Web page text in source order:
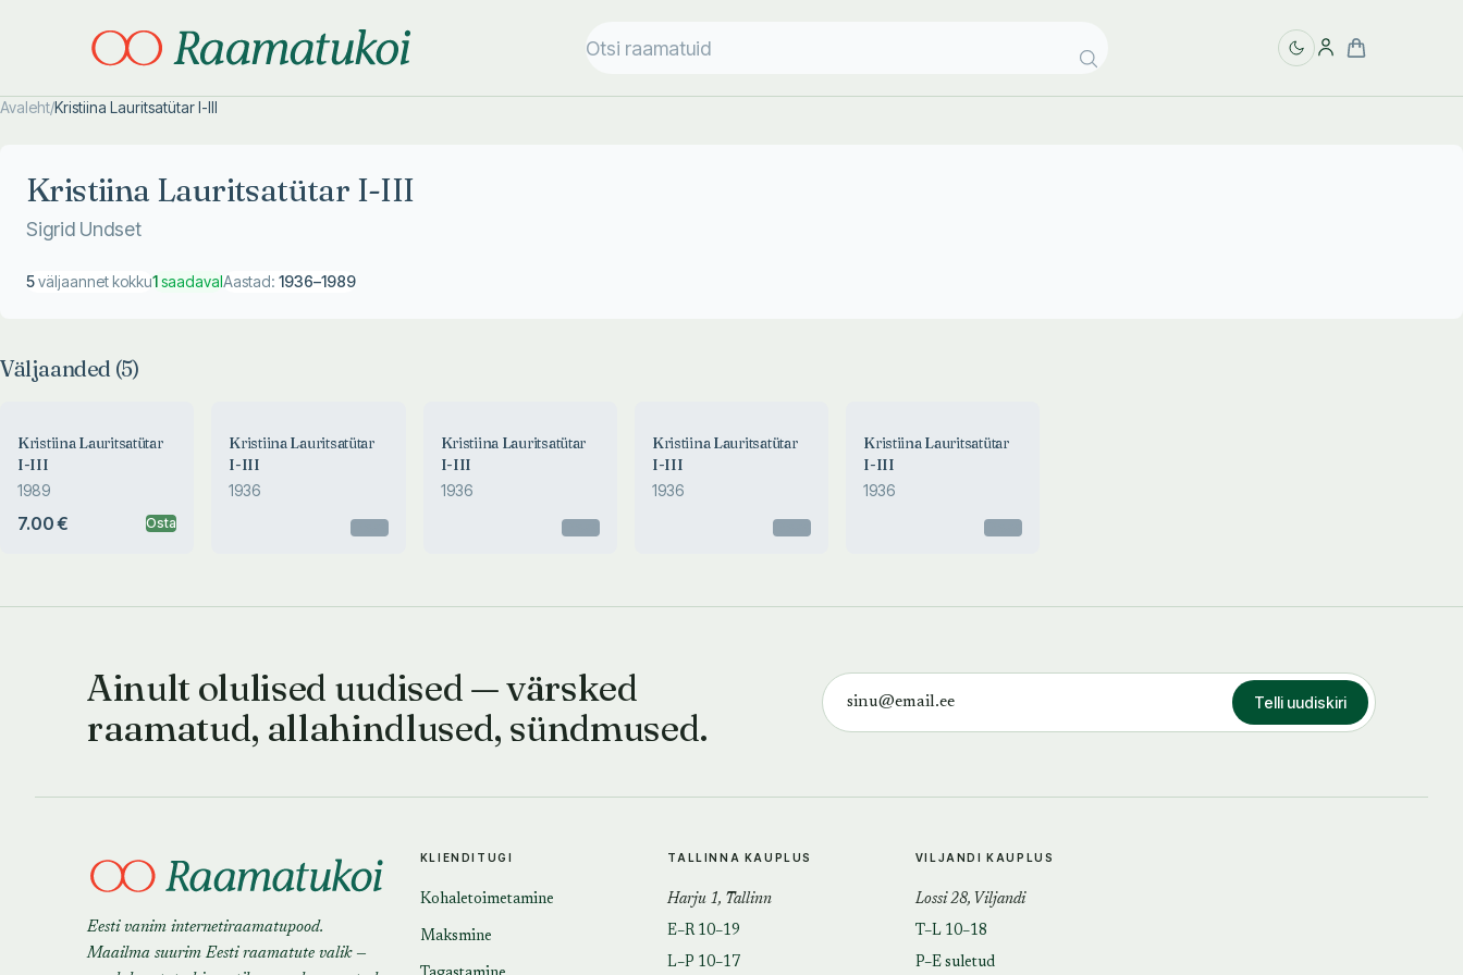
Avaleht/Kristiina Lauritsatütar I-III
Kristiina Lauritsatütar I-III
Sigrid Undset
5väljaannet kokku1saadavalAastad: 1936–1989
Väljaanded (5)
Kristiina Lauritsatütar
I-III
1989
7.00 € Osta
Kristiina Lauritsatütar
I-III
1936
Kristiina Lauritsatütar
I-III
1936
Kristiina Lauritsatütar
I-III
1936
Kristiina Lauritsatütar
I-III
1936
Ainult olulised uudised — värsked
raamatud, allahindlused, sündmused.
Telli uudiskiri
Eesti vanim internetiraamatupood.
Maailma suurim Eesti raamatute valik —
KLIENDITUGI
Kohaletoimetamine
Maksmine
TALLINNA KAUPLUS
Harju 1, Tallinn
E–R 10–19
L–P 10–17
VILJANDI KAUPLUS
Lossi 28, Viljandi
T–L 10–18
P–E suletud